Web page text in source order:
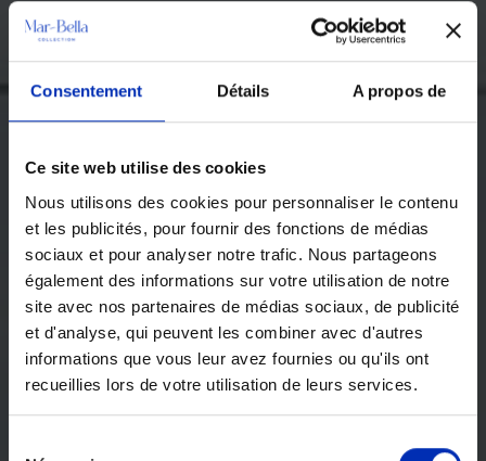
Consentement Détails A propos de
Ce site web utilise des cookies
Nous utilisons des cookies pour personnaliser le contenu
et les publicités, pour fournir des fonctions de médias
sociaux et pour analyser notre trafic. Nous partageons
également des informations sur votre utilisation de notre
site avec nos partenaires de médias sociaux, de publicité
et d'analyse, qui peuvent les combiner avec d'autres
informations que vous leur avez fournies ou qu'ils ont
recueillies lors de votre utilisation de leurs services.